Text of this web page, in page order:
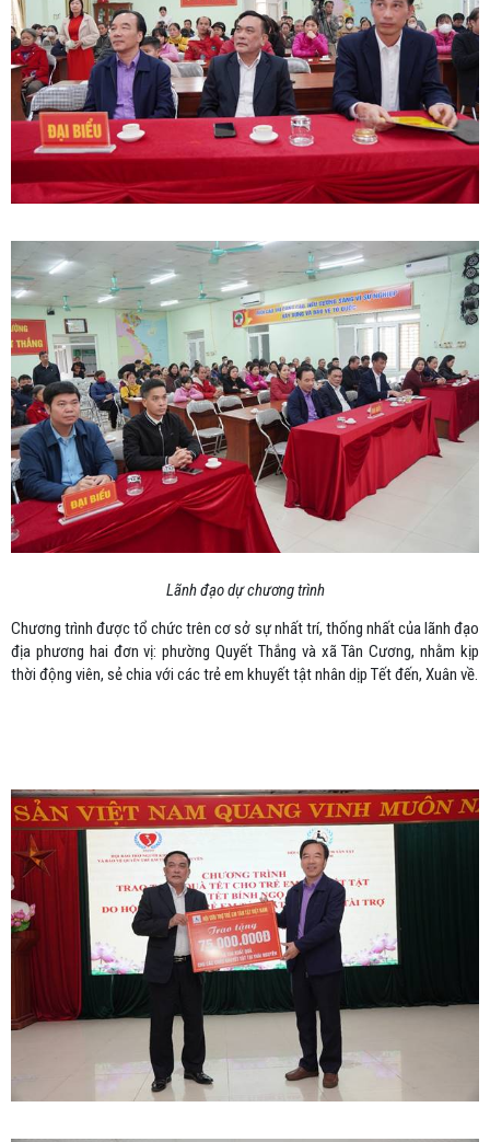
Lãnh đạo dự chương trình
Chương trình được tổ chức trên cơ sở sự nhất trí, thống nhất của lãnh đạo
địa phương hai đơn vị: phường Quyết Thắng và xã Tân Cương, nhằm kịp
thời động viên, sẻ chia với các trẻ em khuyết tật nhân dịp Tết đến, Xuân về.